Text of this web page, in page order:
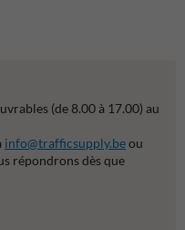
(de 8.00 à 17.00) au
info@trafficsupply.beou
répondrons dès que